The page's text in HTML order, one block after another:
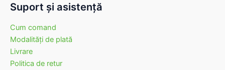
Suport şi asistenţă
Cum comand
Modalităţi de plată
Livrare
Politica de retur